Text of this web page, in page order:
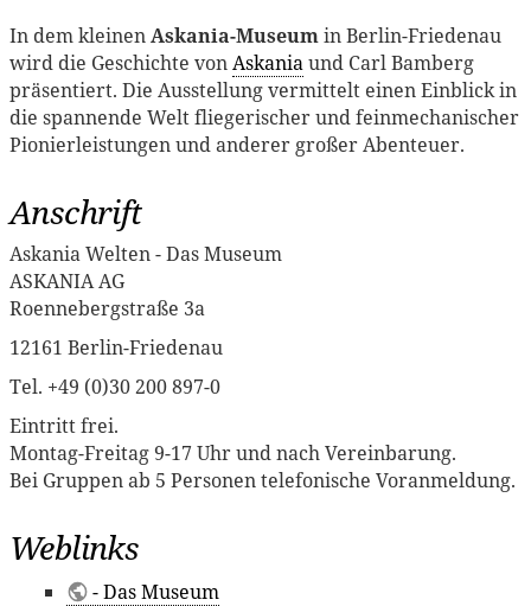
In dem kleinenAskania-Museumin Berlin-Friedenau
wird die Geschichte vonAskaniaund Carl Bamberg
präsentiert. Die Ausstellung vermittelt einen Einblick in
die spannende Welt fliegerischer und feinmechanischer
Pionierleistungen und anderer großer Abenteuer.
Anschrift
Askania Welten - Das Museum
ASKANIA AG
Roennebergstraße 3a
12161 Berlin-Friedenau
Tel. +49 (0)30 200 897-0
Eintritt frei.
Montag-Freitag 9-17 Uhr und nach Vereinbarung.
Bei Gruppen ab 5 Personen telefonische Voranmeldung.
Weblinks
- Das Museum